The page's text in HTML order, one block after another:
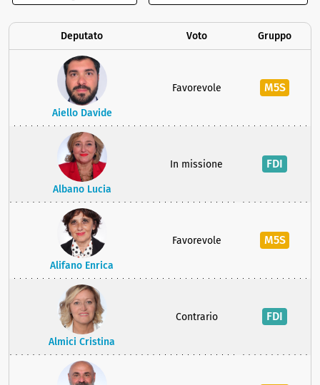
Deputato Voto Gruppo
Aiello Davide
Favorevole M5S
Albano Lucia
In missione FDI
Alifano Enrica
Favorevole M5S
Almici Cristina
Contrario FDI